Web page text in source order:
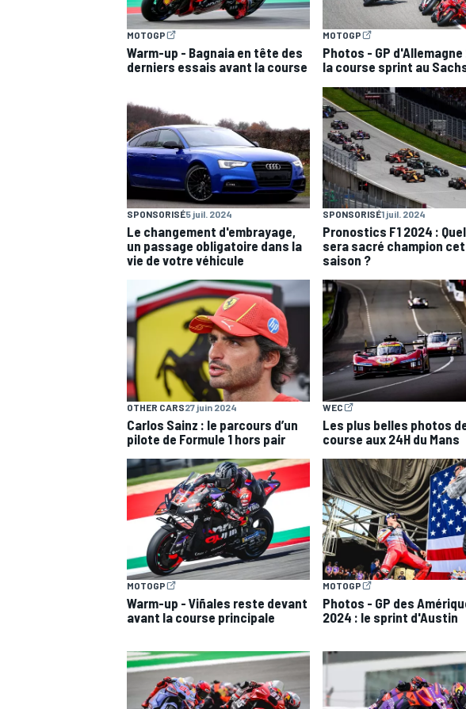
AUTRES CHAMPIONNATS
MOTOGP
Warm-up - Bagnaia en tête des
derniers essais avant la course
MOTOGP
Photos - GP d'Allemagne
la course sprint au
SPONSORISÉ5 juil. 2024
Le changement d'embrayage,
un passage obligatoire dans la
vie de votre véhicule
SPONSORISÉ1 juil. 2024
Pronostics F1 2024 :
sera sacré champion
saison ?
OTHER CARS27 juin 2024
Carlos Sainz : le parcours d’un
pilote de Formule 1 hors pair
WEC
Les plus belles photos
course aux 24H du Mans
MOTOGP
Warm-up - Viñales reste devant
avant la course principale
MOTOGP
Photos - GP des
2024 : le sprint d'Austin